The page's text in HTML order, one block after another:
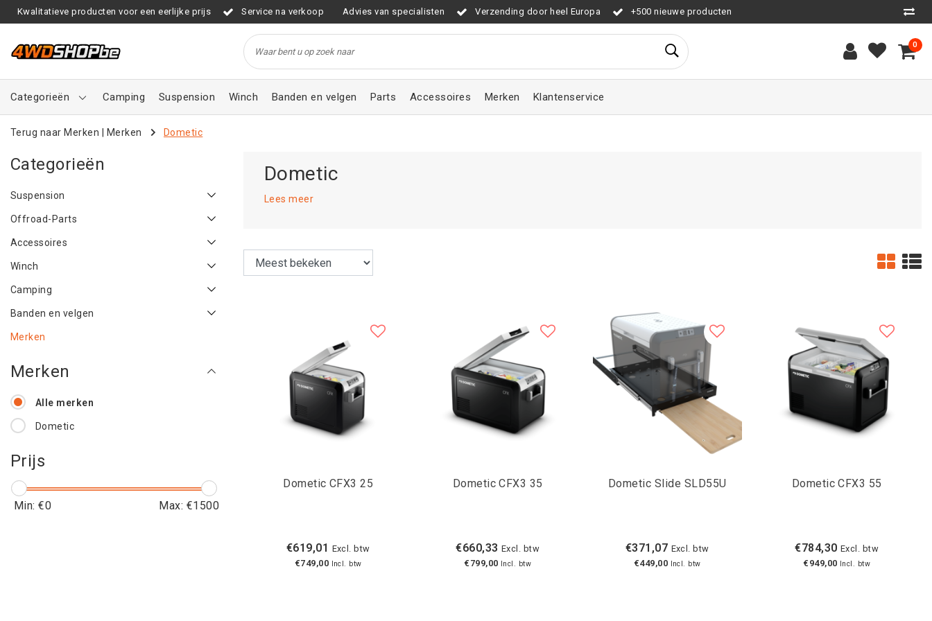
Kwalitatieve producten voor een eerlijke prijs Service na verkoop Advies van specialisten Verzending door heel Europa +500 nieuwe producten
0
Categorieën Camping Suspension Winch Banden en velgen Parts Accessoires Merken Klantenservice
Terug naar Merken Merken Dometic
Categorieën
Suspension
Offroad-Parts
Accessoires
Winch
Camping
Banden en velgen
Merken
Merken
Alle merken
Dometic
Prijs
Min: €0 Max: €1500
Dometic
Lees meer
Dometic CFX3 25
€619,01 Excl. btw
€749,00 Incl. btw
Dometic CFX3 35
€660,33 Excl. btw
€799,00 Incl. btw
Dometic Slide SLD55U
€371,07 Excl. btw
€449,00 Incl. btw
Dometic CFX3 55
€784,30 Excl. btw
€949,00 Incl. btw